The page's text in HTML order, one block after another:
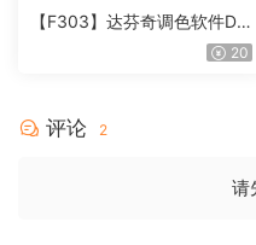
【F303】达芬奇调色软件Da
Vinci Resolve Studio21.0.320
评论 2
请